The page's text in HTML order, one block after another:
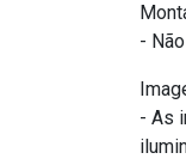
-
- As